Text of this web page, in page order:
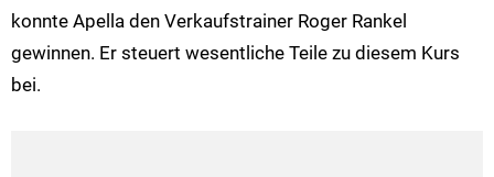
konnte Apella den Verkaufstrainer Roger Rankel
gewinnen. Er steuert wesentliche Teile zu diesem Kurs
bei.